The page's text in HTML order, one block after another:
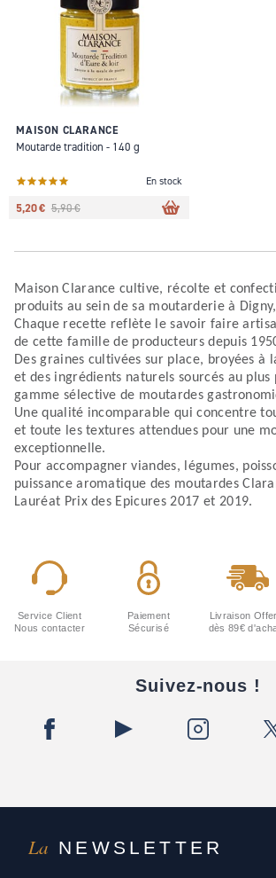
Maison Clarance cultive, récolte et
produits au sein de sa moutarderie à
Chaque recette reflète le savoir faire
de cette famille de producteurs depuis
Des graines cultivées sur place, broyées à
et des ingrédients naturels sourcés au
gamme sélective de moutardes
Une qualité incomparable qui concentre
et toute les textures attendues pour une
exceptionnelle.
Pour accompagner viandes, légumes,
puissance aromatique des moutardes
Lauréat Prix des Epicures 2017 et 2019.
MAISON CLARANCE
Moutarde tradition - 140 g
En stock
5,20 € 5,90 €
La NEWSLETTER
Service Client
Nous contacter
Paiement
Sécurisé
Livraison
dès 89€
Suivez-nous !